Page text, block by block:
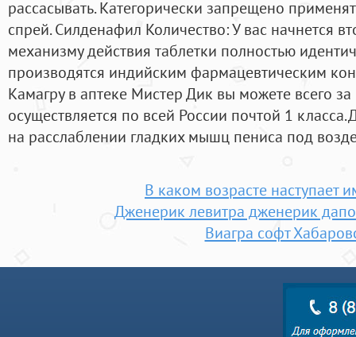
рассасывать. Категорически запрещено
спрей. Силденафил Количество: У вас начнется
механизму действия таблетки полностью
производятся индийским фармацевтическим
Камагру в аптеке Мистер Дик вы можете всего за
осуществляется по всей России почтой 1
на расслаблении гладких мышц пениса под
В каком возрасте наступает
Дженерик левитра дженерик
Виагра софт